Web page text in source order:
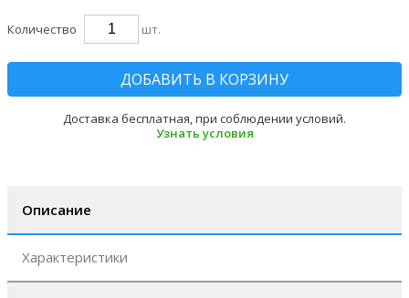
Количество шт.
ДОБАВИТЬ В КОРЗИНУ
Доставка бесплатная, при соблюдении условий.
Узнать условия
Описание
Характеристики